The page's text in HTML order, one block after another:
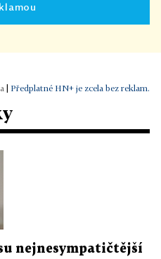
Předplatné HN+ je zcela bez reklam.
nejnesympatičtější